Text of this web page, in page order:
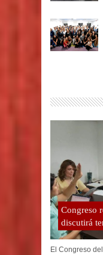
Congreso
discutirá
El Congreso